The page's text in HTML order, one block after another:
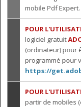
mobile Pdf Expert.
POUR
logiciel gratuit
(ordinateur) pour
programmé pour
https://
POUR
partir de mobiles